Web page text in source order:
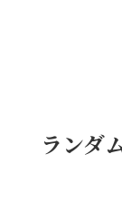
ランダ